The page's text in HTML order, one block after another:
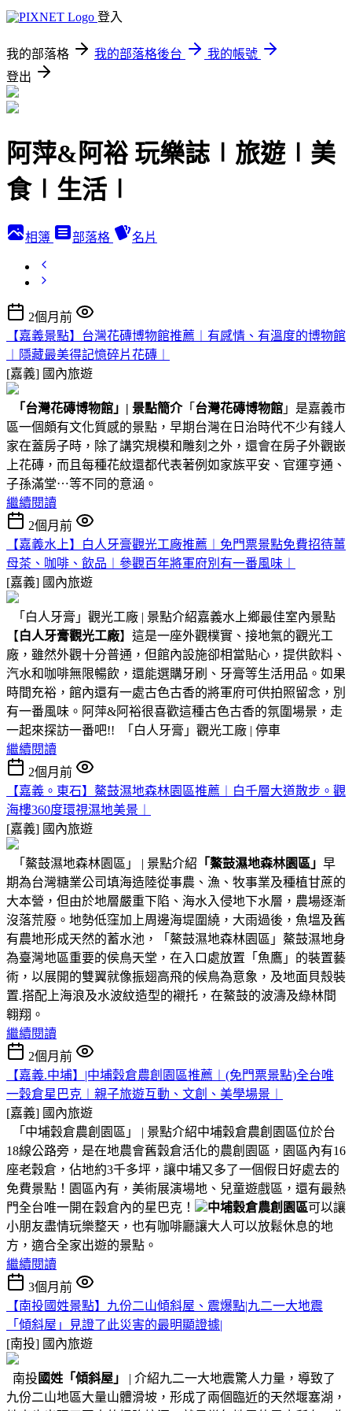
登入
我的部落格 我的部落格後台
我的帳號
登出
阿萍&阿裕 玩樂誌∣旅遊∣美
食∣生活∣
相簿 部落格 名片
2個月前
【嘉義景點】台灣花磚博物館推薦︱有感情、有溫度的博物館
︱隱藏最美得記憶碎片花磚︱
[嘉義] 國內旅遊
「台灣花磚博物館」 | 景點簡介「 台灣花磚博物館 」是嘉義市
區一個頗有文化質感的景點，早期台灣在日治時代不少有錢人
家在蓋房子時，除了講究規模和雕刻之外，還會在房子外觀嵌
上花磚，而且每種花紋還都代表著例如家族平安、官運亨通、
子孫滿堂⋯等不同的意涵。
繼續閱讀
2個月前
【嘉義水上】白人牙膏觀光工廠推薦︱免門票景點免費招待薑
母茶、咖啡、飲品︱參觀百年將軍府別有一番風味︱
[嘉義] 國內旅遊
「白人牙膏」觀光工廠 | 景點介紹嘉義水上鄉最佳室內景點
【白人牙膏觀光工廠】這是一座外觀樸實、接地氣的觀光工
廠，雖然外觀十分普通，但館內設施卻相當貼心，提供飲料、
汽水和咖啡無限暢飲，還能選購牙刷、牙膏等生活用品。如果
時間充裕，館內還有一處古色古香的將軍府可供拍照留念，別
有一番風味。阿萍&阿裕很喜歡這種古色古香的氛圍場景，走
一起來探訪一番吧!! 「白人牙膏」觀光工廠 | 停車
繼續閱讀
2個月前
【嘉義。東石】鰲鼓濕地森林園區推薦︱白千層大道散步。觀
海樓360度環視濕地美景︱
[嘉義] 國內旅遊
「鰲鼓濕地森林園區」 | 景點介紹 「鰲鼓濕地森林園區」 早
期為台灣糖業公司填海造陸從事農、漁、牧事業及種植甘蔗的
大本營，但由於地層嚴重下陷、海水入侵地下水層，農場逐漸
沒落荒廢。地勢低窪加上周邊海堤圍繞，大雨過後，魚塭及舊
有農地形成天然的蓄水池，「鰲鼓濕地森林園區」鰲鼓濕地身
為臺灣地區重要的侯鳥天堂，在入口處放置「魚鷹」的裝置藝
術，以展開的雙翼就像振翅高飛的候鳥為意象，及地面貝殼裝
置.搭配上海浪及水波紋造型的襯托，在鰲鼓的波濤及綠林間
翱翔。
繼續閱讀
2個月前
【嘉義.中埔】|中埔穀倉農創園區推薦︱(免門票景點)全台唯
一穀倉星巴克︱親子旅遊互動、文創、美學場景︱
[嘉義] 國內旅遊
「中埔穀倉農創園區」 | 景點介紹中埔穀倉農創園區位於台
18線公路旁，是在地農會舊穀倉活化的農創園區，園區內有16
座老穀倉，佔地約3千多坪，讓中埔又多了一個假日好處去的
免費景點！園區內有，美術展演場地、兒童遊戲區，還有最熱
門全台唯一開在穀倉內的星巴克！
中埔穀倉農創園區可以讓
小朋友盡情玩樂整天，也有咖啡廳讓大人可以放鬆休息的地
方，適合全家出遊的景點。
繼續閱讀
3個月前
【南投國姓景點】九份二山傾斜屋、震爆點|九二一大地震
「傾斜屋」見證了此災害的最明顯證據|
[南投] 國內旅遊
南投 國姓 「傾斜屋」
| 介紹九二一大地震驚人力量，導致了
九份二山地區大量山體滑坡，形成了兩個臨近的天然堰塞湖，